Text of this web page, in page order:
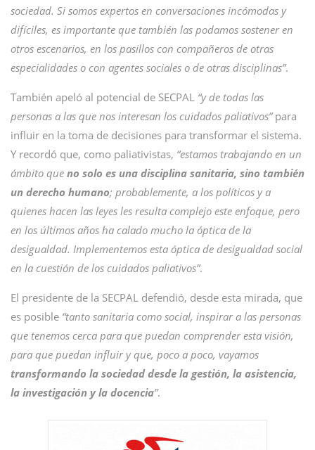
sociedad. Si somos expertos en conversaciones incómodas y
difíciles, es importante que también las podamos sostener en
otros escenarios, en los pasillos con compañeros de otras
especialidades o con agentes sociales o de otras disciplinas”.
También apeló al potencial de SECPAL “y de todas las
personas a las que nos interesan los cuidados paliativos”para
influir en la toma de decisiones para transformar el sistema.
Y recordó que, como paliativistas, “estamos trabajando en un
ámbito que no solo es una disciplina sanitaria, sino también
un derecho humano; probablemente, a los políticos y a
quienes hacen las leyes les resulta complejo este enfoque, pero
en los últimos años ha calado mucho la óptica de la
desigualdad. Implementemos esta óptica de desigualdad social
en la cuestión de los cuidados paliativos”.
El presidente de la SECPAL defendió, desde esta mirada, que
es posible “tanto sanitaria como social, inspirar a las personas
que tenemos cerca para que puedan comprender esta visión,
para que puedan influir y que, poco a poco, vayamos
transformando la sociedad desde la gestión, la asistencia,
la investigación y la docencia”.